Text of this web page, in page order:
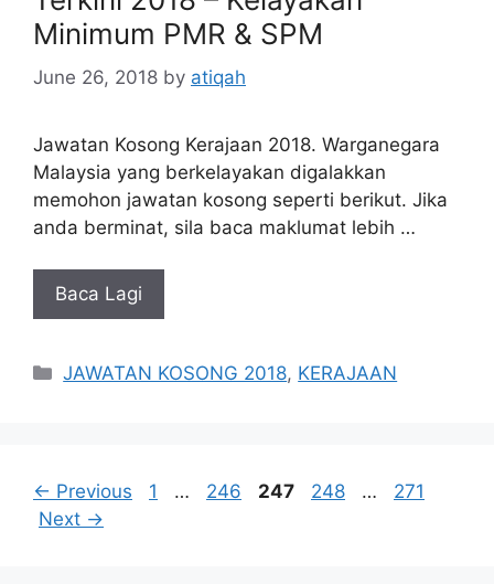
Minimum PMR & SPM
June 26, 2018 by atiqah
Jawatan Kosong Kerajaan 2018. Warganegara
Malaysia yang berkelayakan digalakkan
memohon jawatan kosong seperti berikut. Jika
anda berminat, sila baca maklumat lebih …
Baca Lagi
Categories
JAWATAN KOSONG 2018, KERAJAAN
← Previous Page
1 … Page
246 Page
247 Page
248 … Page
271
Next →